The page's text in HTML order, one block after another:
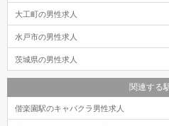
大工町の男性求人
水戸市の男性求人
茨城県の男性求人
関連する
偕楽園駅のキャバクラ男性求人